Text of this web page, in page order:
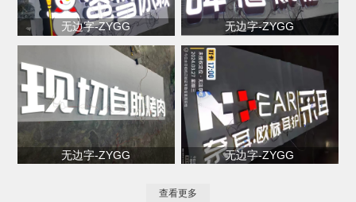
无边字-ZYGG 无边字-ZYGG
无边字-ZYGG 无边字-ZYGG
查看更多